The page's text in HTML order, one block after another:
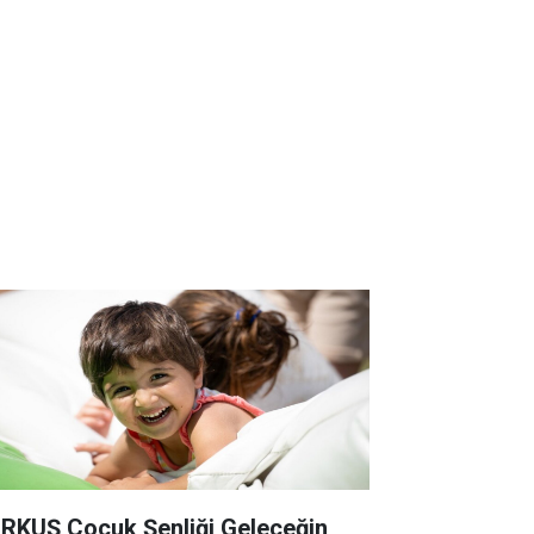
Çocuk Şenliği Geleceğin